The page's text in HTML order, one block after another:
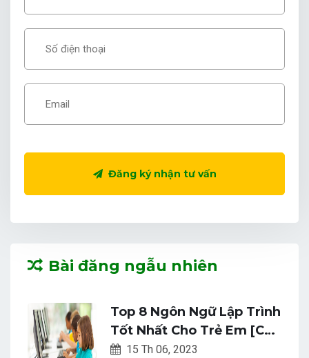
Đăng ký nhận tư vấn
Bài đăng ngẫu nhiên
Top 8 Ngôn Ngữ Lập Trình
Tốt Nhất Cho Trẻ Em [Cập
Nhật Mới Nhất]
15 Th 06, 2023